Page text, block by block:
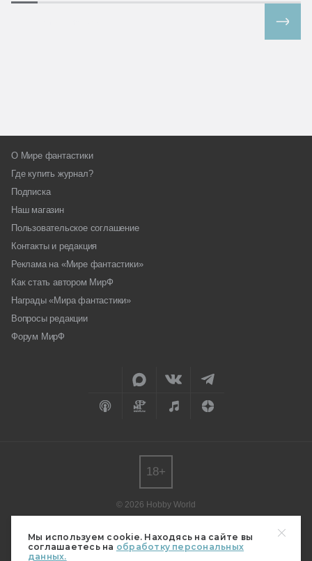
Мы используем cookie. Находясь на сайте вы
соглашаетесь на обработку персональных
данных.
О Мире фантастики
Где купить журнал?
Подписка
Наш магазин
Пользовательское соглашение
Контакты и редакция
Реклама на «Мире фантастики»
Как стать автором МирФ
Награды «Мира фантастики»
Вопросы редакции
Форум МирФ
© 2026 Hobby World
редакции.
Мнение авторов может не совпадать с мнением редакции.
18+